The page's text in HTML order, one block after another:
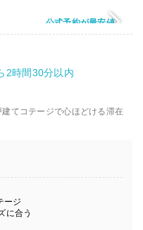
公式予約が最安値
2時間30分以内
てコテージで心ほどける滞在
ージ
に合う